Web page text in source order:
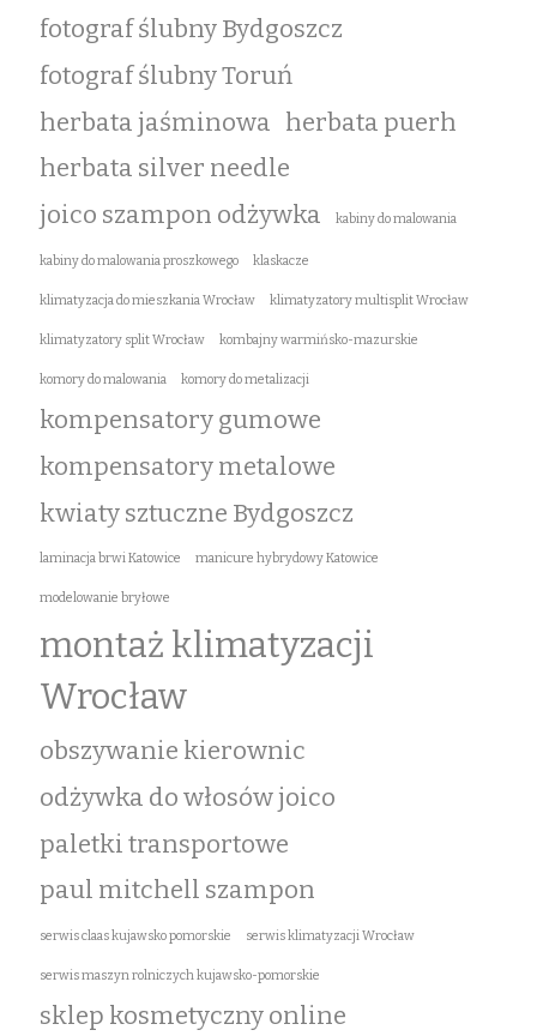
fotograf ślubny Bydgoszcz
fotograf ślubny Toruń
herbata jaśminowa herbata puerh
herbata silver needle
joico szampon odżywka
kabiny do malowania
kabiny do malowania proszkowego klaskacze
klimatyzacja do mieszkania Wrocław klimatyzatory multisplit Wrocław
klimatyzatory split Wrocław kombajny warmińsko-mazurskie
komory do malowania komory do metalizacji
kompensatory gumowe
kompensatory metalowe
kwiaty sztuczne Bydgoszcz
laminacja brwi Katowice manicure hybrydowy Katowice
modelowanie bryłowe
montaż klimatyzacji
Wrocław
obszywanie kierownic
odżywka do włosów joico
paletki transportowe
paul mitchell szampon
serwis claas kujawsko pomorskie serwis klimatyzacji Wrocław
serwis maszyn rolniczych kujawsko-pomorskie
sklep kosmetyczny online